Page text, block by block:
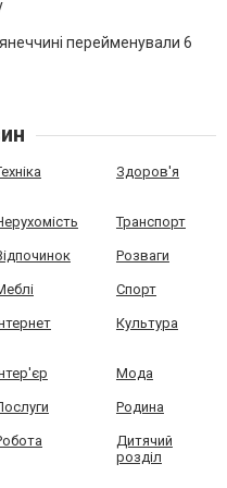
перейменували 6
Здоров'я
Транспорт
Розваги
Спорт
Культура
Мода
Родина
Дитячий
розділ